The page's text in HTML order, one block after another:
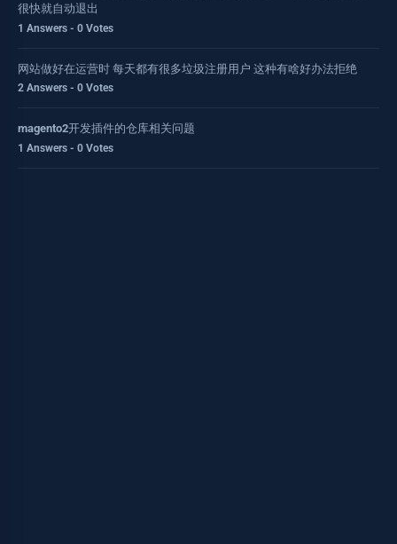
很快就自动退出
1 Answers - 0 Votes
网站做好在运营时 每天都有很多垃圾注册用户 这种有啥好办法拒绝
2 Answers - 0 Votes
magento2开发插件的仓库相关问题
1 Answers - 0 Votes